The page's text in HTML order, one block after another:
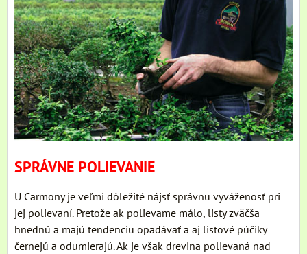
SPRÁVNE POLIEVANIE
U Carmony je veľmi dôležité nájsť správnu vyváženosť pri
jej polievaní. Pretože ak polievame málo, listy zväčša
hnednú a majú tendenciu opadávať a aj listové púčiky
černejú a odumierajú. Ak je však drevina polievaná nad